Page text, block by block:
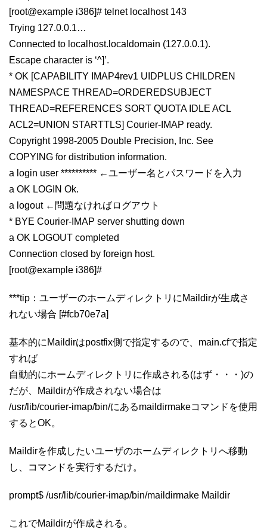
[root@example i386]# telnet localhost 143
Trying 127.0.0.1…
Connected to localhost.localdomain (127.0.0.1).
Escape character is ‘^]’.
* OK [CAPABILITY IMAP4rev1 UIDPLUS CHILDREN
NAMESPACE THREAD=ORDEREDSUBJECT
THREAD=REFERENCES SORT QUOTA IDLE ACL
ACL2=UNION STARTTLS] Courier-IMAP ready.
Copyright 1998-2005 Double Precision, Inc. See
COPYING for distribution information.
a login user ********** ←ユーザー名とパスワードを入力
a OK LOGIN Ok.
a logout ←問題なければログアウト
* BYE Courier-IMAP server shutting down
a OK LOGOUT completed
Connection closed by foreign host.
[root@example i386]#
***tip：ユーザーのホームディレクトリにMaildirが生成さ
れない場合 [#fcb70e7a]
基本的にMaildirはpostfix側で指定するので、main.cfで指定
すれば
自動的にホームディレクトリに作成される(はず・・・)の
だが、Maildirが作成されない場合は
/usr/lib/courier-imap/bin/にあるmaildirmakeコマンドを使用
するとOK。
Maildirを作成したいユーザのホームディレクトリへ移動
し、コマンドを実行するだけ。
prompt$ /usr/lib/courier-imap/bin/maildirmake Maildir
これでMaildirが作成される。